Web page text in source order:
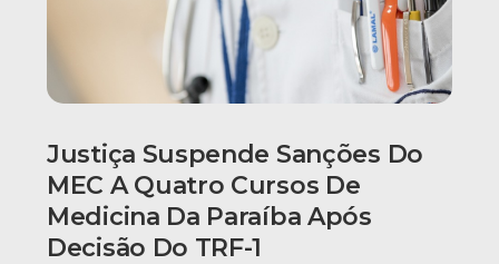
Justiça Suspende Sanções Do
MEC A Quatro Cursos De
Medicina Da Paraíba Após
Decisão Do TRF-1